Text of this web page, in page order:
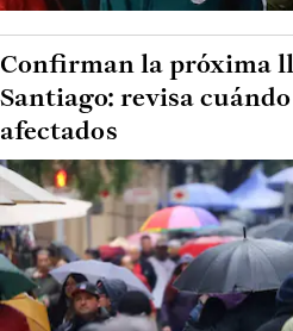
Confirman la próxima
Santiago: revisa
afectados